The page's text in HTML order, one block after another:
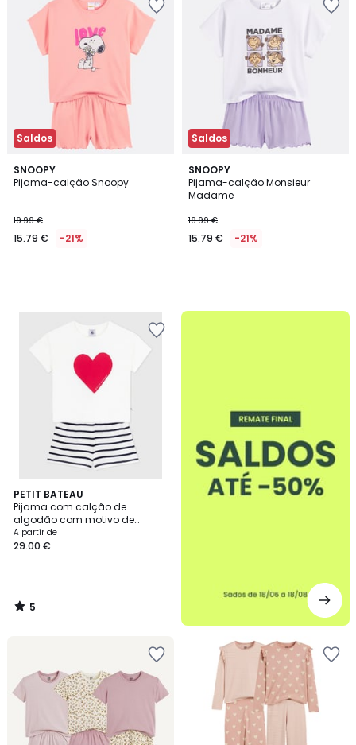
desconto
aplicado.
Saldos
SNOOPY
Pijama-calção Snoopy
19.99 €
15.79 € -21%
Saldos
SNOOPY
Pijama-calção Monsieur
Madame
19.99 €
15.79 € -21%
PETIT BATEAU
Pijama com calção de
algodão com motivo de
corações e riscas
A partir de
29.00 €
5
/
5
5
/
até